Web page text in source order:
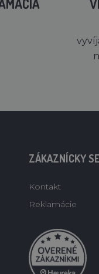
ZÁKAZNÍCKY
Kontakt
Reklamácie